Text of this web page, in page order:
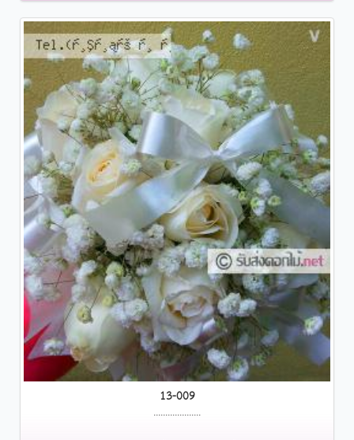
13-009
....................